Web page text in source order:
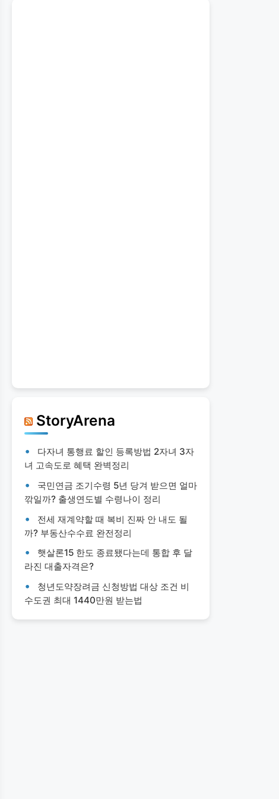
StoryArena
다자녀 통행료 할인 등록방법 2자녀 3자
녀 고속도로 혜택 완벽정리
국민연금 조기수령 5년 당겨 받으면 얼마
깎일까? 출생연도별 수령나이 정리
전세 재계약할 때 복비 진짜 안 내도 될
까? 부동산수수료 완전정리
햇살론15 한도 종료됐다는데 통합 후 달
라진 대출자격은?
청년도약장려금 신청방법 대상 조건 비
수도권 최대 1440만원 받는법